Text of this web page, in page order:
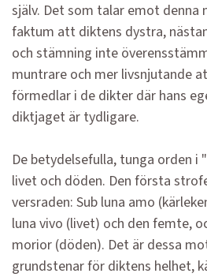
själv. Det som talar emot denna
faktum att diktens dystra,
och stämning inte
muntrare och mer livsnjutande
förmedlar i de dikter där hans
diktjaget är tydligare.
De betydelsefulla, tunga orden i
livet och döden. Den första
versraden: Sub luna amo
luna vivo (livet) och den femte,
morior (döden). Det är dessa
grundstenar för diktens helhet,